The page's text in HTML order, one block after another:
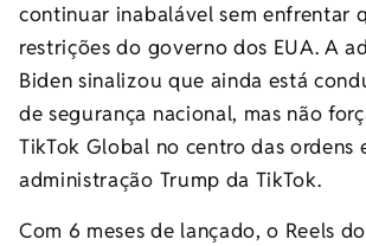
continuar inabalável sem enfrentar
restrições do governo dos EUA. A
Biden sinalizou que ainda está
de segurança nacional, mas não
TikTok Global no centro das ordens
administração Trump da TikTok.
Com 6 meses de lançado, o Reels